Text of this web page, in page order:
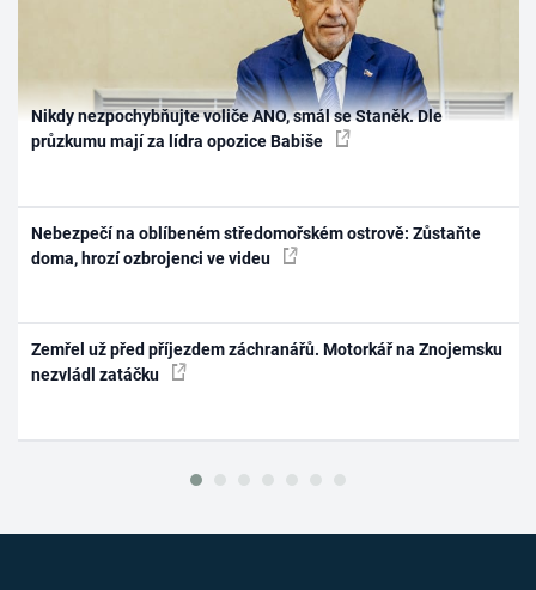
Nikdy nezpochybňujte voliče ANO, smál se Staněk. Dle
průzkumu mají za lídra opozice Babiše
Nebezpečí na oblíbeném středomořském ostrově: Zůstaňte
doma, hrozí ozbrojenci ve videu
Zemřel už před příjezdem záchranářů. Motorkář na Znojemsku
nezvládl zatáčku